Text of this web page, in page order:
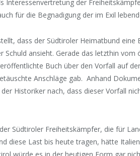
Interessenvertretung der
für die Begnadigung der im Exil
dass der Südtiroler Heimatbund eine
Schuld ansieht. Gerade das letzthin
Buch über den Vorfall auf
Anschläge gab. Anhand
Historiker nach, dass dieser Vorfall
Südtiroler Freiheitskämpfer, die für
diese Last bis heute tragen, hätte